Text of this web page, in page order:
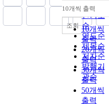
순
인기도
순
연도순
제목순
저자순
발행기
관순
내림차
10개씩 출력
10개씩
출력
20개씩
출력
30개씩
출력
50개씩
출력
조회